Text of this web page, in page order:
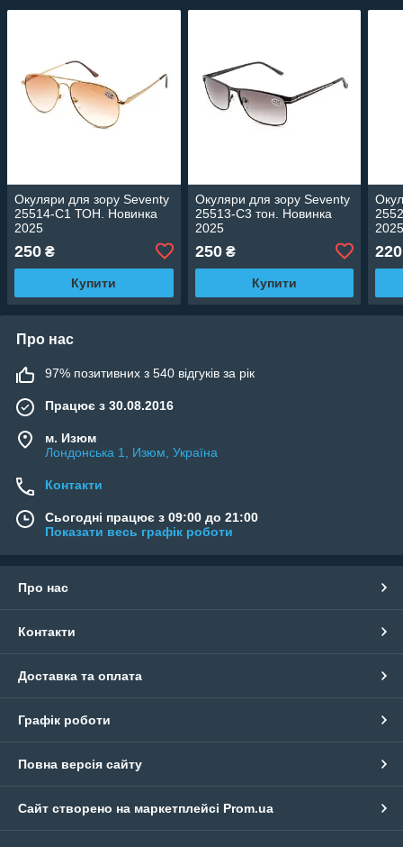
Окуляри для зору Seventy
25514-C1 ТОН. Новинка
2025
250 ₴
Купити
Окуляри для зору Seventy
25513-C3 тон. Новинка
2025
250₴
Купити
220
Про нас
97% позитивних з 540 відгуків за рік
Працює з 30.08.2016
м. Изюм
Лондонська 1, Изюм, Україна
Контакти
Сьогодні працює з 09:00 до 21:00
Показати весь графік роботи
Про нас
Контакти
Доставка та оплата
Графік роботи
Повна версія сайту
Сайт створено на маркетплейсі Prom.ua